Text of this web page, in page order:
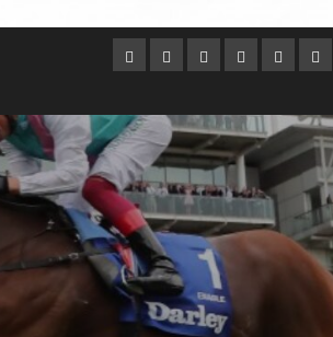
Argentina
AustraliaBrasilChileDubai